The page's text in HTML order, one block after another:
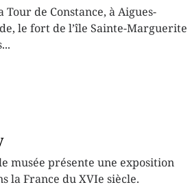
de Constance, à Aigues-
le fort de l’île Sainte-Marguerite
musée présente une exposition
la France du XVIe siècle.